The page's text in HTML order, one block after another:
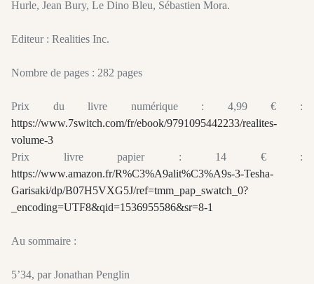
Hurle, Jean Bury, Le Dino Bleu, Sébastien Mora.
Editeur : Realities Inc.
Nombre de pages : 282 pages
Prix du livre numérique : 4,99 € :
https://www.7switch.com/fr/ebook/9791095442233/realites-
volume-3
Prix livre papier : 14 € :
https://www.amazon.fr/R%C3%A9alit%C3%A9s-3-Tesha-
Garisaki/dp/B07H5VXG5J/ref=tmm_pap_swatch_0?
_encoding=UTF8&qid=1536955586&sr=8-1
Au sommaire :
5’34, par Jonathan Penglin